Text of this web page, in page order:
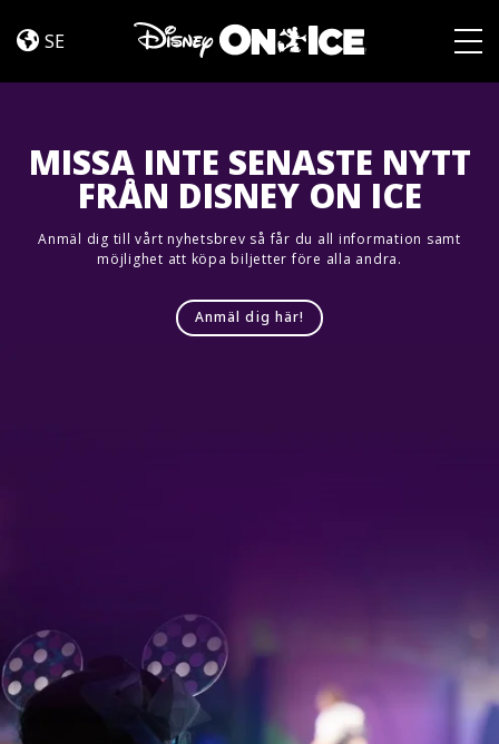
In!SE
MISSA INTE SENASTE NYTT
FRÅN DISNEY ON ICE
Anmäl dig till vårt nyhetsbrev så får du all information samt
möjlighet att köpa biljetter före alla andra.
Anmäl dig här!